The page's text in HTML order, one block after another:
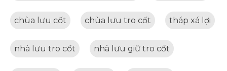
chùa lưu cốt chùa lưu tro cốt tháp xá lợi
nhà lưu tro cốt nhà lưu giữ tro cốt